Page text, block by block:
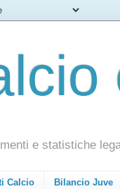
e statistiche
Calcio Bilancio Juve